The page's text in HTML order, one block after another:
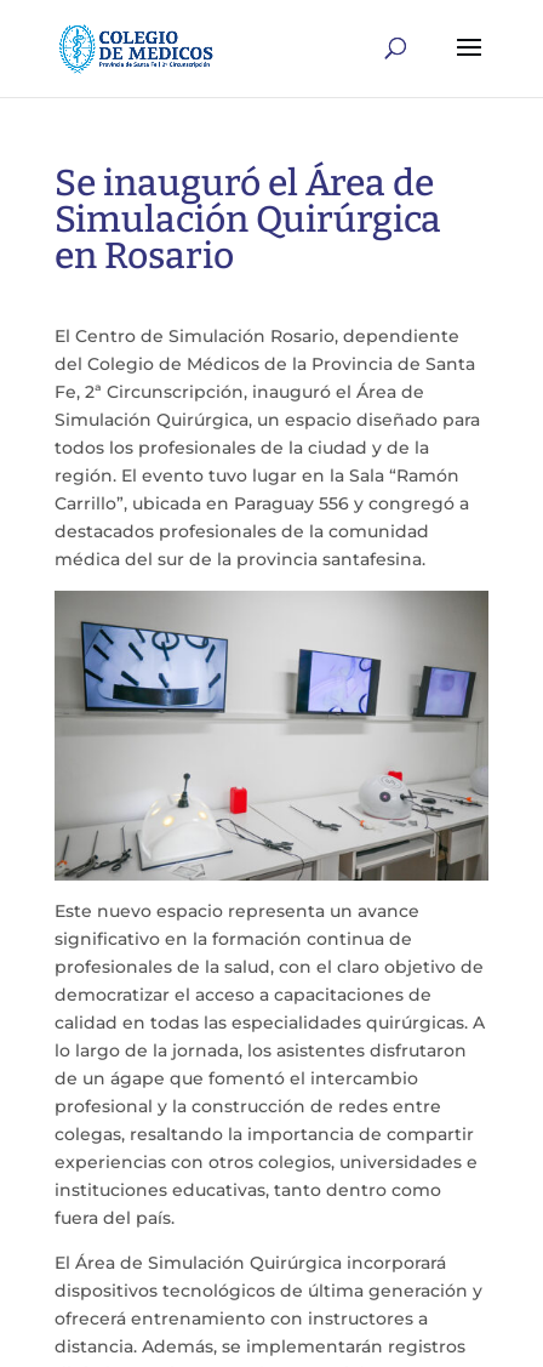
Se inauguró el Área de
Simulación Quirúrgica
en Rosario
El Centro de Simulación Rosario, dependiente
del Colegio de Médicos de la Provincia de Santa
Fe, 2ª Circunscripción, inauguró el Área de
Simulación Quirúrgica, un espacio diseñado para
todos los profesionales de la ciudad y de la
región. El evento tuvo lugar en la Sala “Ramón
Carrillo”, ubicada en Paraguay 556 y congregó a
destacados profesionales de la comunidad
médica del sur de la provincia santafesina.
Este nuevo espacio representa un avance
significativo en la formación continua de
profesionales de la salud, con el claro objetivo de
democratizar el acceso a capacitaciones de
calidad en todas las especialidades quirúrgicas. A
lo largo de la jornada, los asistentes disfrutaron
de un ágape que fomentó el intercambio
profesional y la construcción de redes entre
colegas, resaltando la importancia de compartir
experiencias con otros colegios, universidades e
instituciones educativas, tanto dentro como
fuera del país.
El Área de Simulación Quirúrgica incorporará
dispositivos tecnológicos de última generación y
ofrecerá entrenamiento con instructores a
distancia. Además, se implementarán registros